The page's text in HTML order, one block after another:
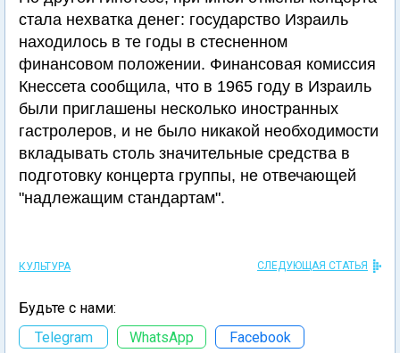
стала нехватка денег: государство Израиль
находилось в те годы в стесненном
финансовом положении. Финансовая комиссия
Кнессета сообщила, что в 1965 году в Израиль
были приглашены несколько иностранных
гастролеров, и не было никакой необходимости
вкладывать столь значительные средства в
подготовку концерта группы, не отвечающей
"надлежащим стандартам".
КУЛЬТУРА СЛЕДУЮЩАЯ СТАТЬЯ
Будьте с нами:
Telegram
WhatsApp Facebook